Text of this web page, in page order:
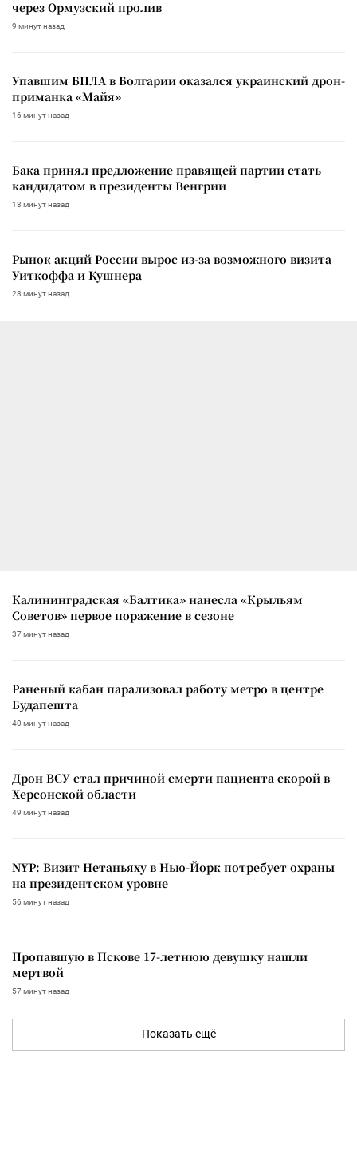
через Ормузский пролив
9 минут назад
Упавшим БПЛА в Болгарии оказался украинский дрон-
приманка «Майя»
16 минут назад
Бака принял предложение правящей партии стать
кандидатом в президенты Венгрии
18 минут назад
Рынок акций России вырос из-за возможного визита
Уиткоффа и Кушнера
28 минут назад
Калининградская «Балтика» нанесла «Крыльям
Советов» первое поражение в сезоне
37 минут назад
Раненый кабан парализовал работу метро в центре
Будапешта
40 минут назад
Дрон ВСУ стал причиной смерти пациента скорой в
Херсонской области
49 минут назад
NYP: Визит Нетаньяху в Нью-Йорк потребует охраны
на президентском уровне
56 минут назад
Пропавшую в Пскове 17-летнюю девушку нашли
мертвой
57 минут назад
Показать ещё